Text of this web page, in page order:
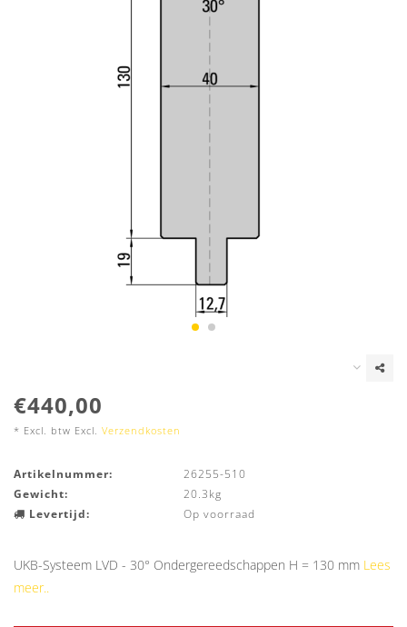
€440,00
* Excl. btw Excl. Verzendkosten
Artikelnummer:
26255-510
Gewicht:
20.3kg
Levertijd:
Op voorraad
UKB-Systeem LVD - 30° Ondergereedschappen H = 130 mm Lees
meer..